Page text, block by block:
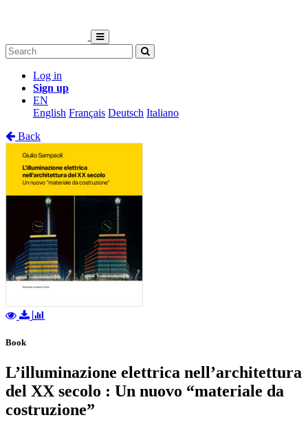
Log in
Sign up
EN
English Français Deutsch Italiano
Back
Book
L’illuminazione elettrica nell’architettura
del XX secolo : Un nuovo “materiale da
costruzione”